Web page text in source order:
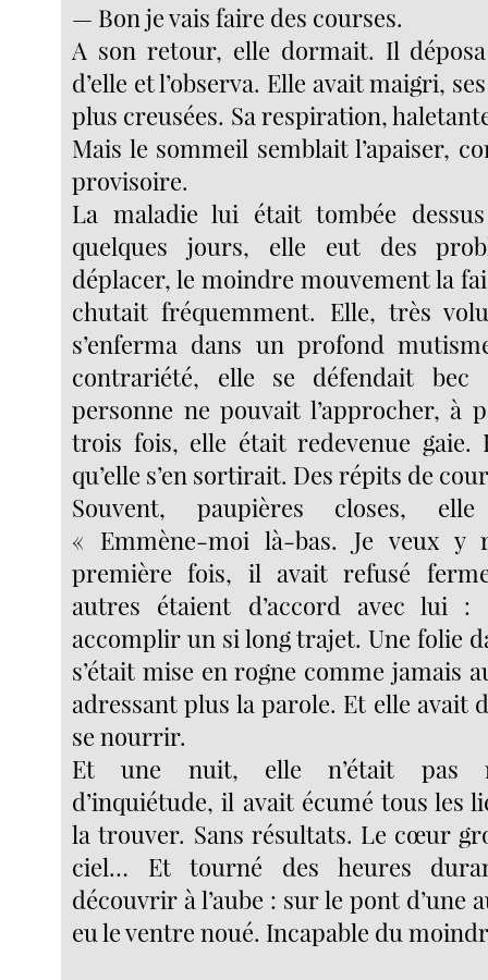
— Bon je vais faire des courses.
A son retour, elle dormait. Il
d’elle et l’observa. Elle avait maigri,
plus creusées. Sa respiration,
Mais le sommeil semblait l’apaiser,
provisoire.
La maladie lui était tombée
quelques jours, elle eut des
déplacer, le moindre mouvement la
chutait fréquemment. Elle, très
s’enferma dans un profond
contrariété, elle se défendait bec
personne ne pouvait l’approcher, à
trois fois, elle était redevenue gaie.
qu’elle s’en sortirait. Des répits de
Souvent, paupières closes,
« Emmène-moi là-bas. Je veux y
première fois, il avait refusé
autres étaient d’accord avec lui
accomplir un si long trajet. Une folie
s’était mise en rogne comme jamais
adressant plus la parole. Et elle avait
se nourrir.
Et une nuit, elle n’était pas
d’inquiétude, il avait écumé tous les
la trouver. Sans résultats. Le cœur
ciel… Et tourné des heures
découvrir à l’aube : sur le pont d’une
eu le ventre noué. Incapable du